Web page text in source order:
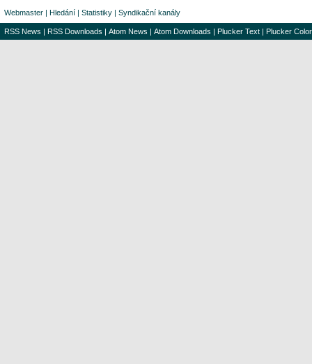
Webmaster | Hledání | Statistiky | Syndikační kanály
RSS News | RSS Downloads | Atom News | Atom Downloads | Plucker Text | Plucker Color